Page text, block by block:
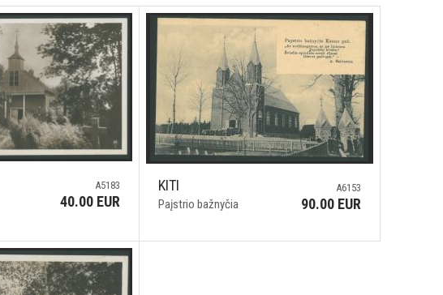
A5183
40.00 EUR
KITI
Paįstrio bažnyčia
A6153
90.00 EUR